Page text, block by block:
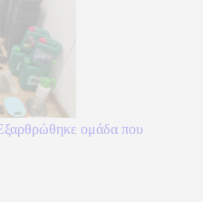
ομάδα που